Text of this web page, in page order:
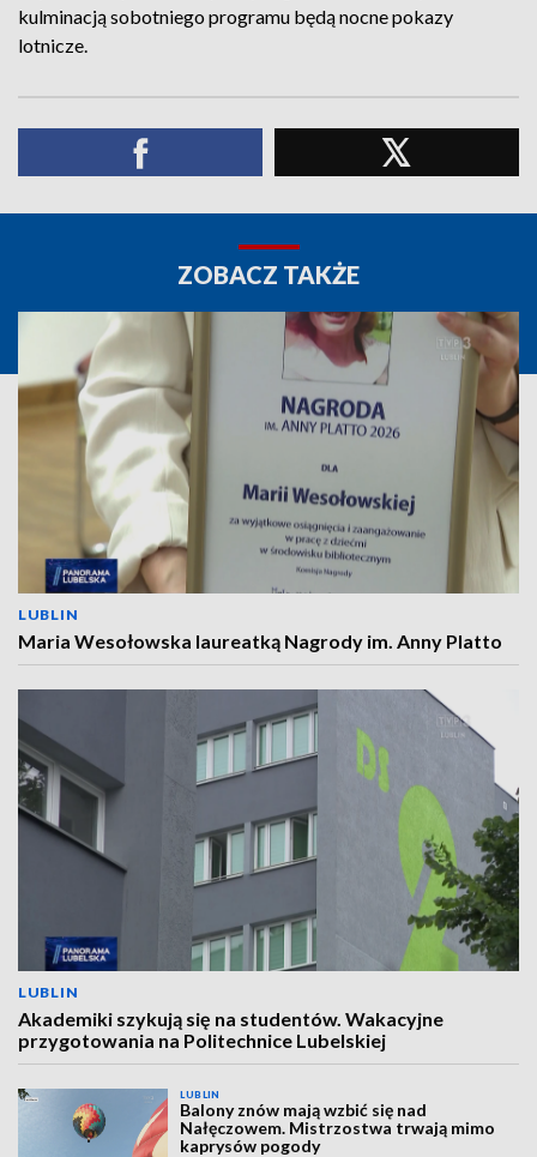
kulminacją sobotniego programu będą nocne pokazy
lotnicze.
ZOBACZ TAKŻE
LUBLIN
Maria Wesołowska laureatką Nagrody im. Anny Platto
LUBLIN
Akademiki szykują się na studentów. Wakacyjne
przygotowania na Politechnice Lubelskiej
LUBLIN
Balony znów mają wzbić się nad
Nałęczowem. Mistrzostwa trwają mimo
kaprysów pogody